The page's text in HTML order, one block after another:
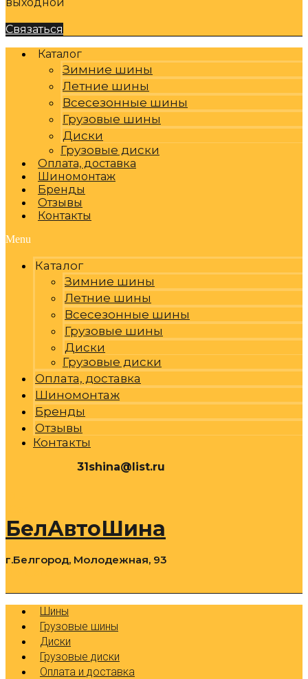
Связаться
Каталог
Зимние шины
Летние шины
Всесезонные шины
Грузовые шины
Диски
Грузовые диски
Оплата, доставка
Шиномонтаж
Бренды
Отзывы
Контакты
Menu
Каталог
Зимние шины
Летние шины
Всесезонные шины
Грузовые шины
Диски
Грузовые диски
Оплата, доставка
Шиномонтаж
Бренды
Отзывы
Контакты
31shina@list.ru
БелАвтоШина
г.Белгород, Молодежная, 93
Шины
Грузовые шины
Диски
Грузовые диски
Оплата и доставка